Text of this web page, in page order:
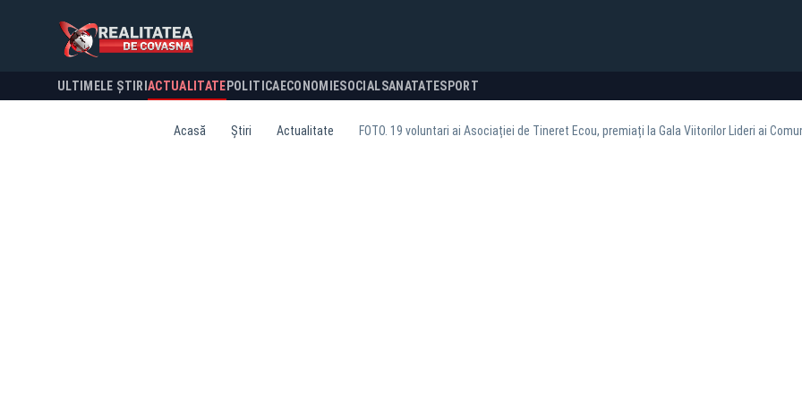
ULTIMELE ȘTIRI ACTUALITATE POLITICA ECONOMIESOCIALSANATATESPORT
Acasă Știri Actualitate FOTO. 19 voluntari ai Asociației de Tineret Ecou, premiați la Gala Viitorilor Lideri ai